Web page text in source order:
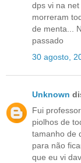
dps vi na
morreram
de menta...
passado
30 agosto,
Unknown
Fui
piolhos de
tamanho de
para não
que eu vi